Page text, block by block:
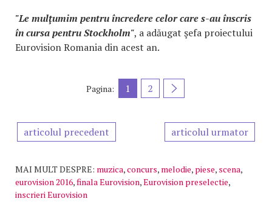
"Le mulţumim pentru încredere celor care s-au înscris
în cursa pentru Stockholm", a adăugat şefa proiectului
Eurovision Romania din acest an.
Pagina: 1 2
articolul precedent articolul urmator
MAI MULT DESPRE: muzica,concurs, melodie, piese, scena,
eurovision 2016,finala Eurovision,Eurovision preselectie,
inscrieri Eurovision